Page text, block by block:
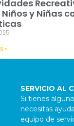
y Niñas
»
SERVICIO AL
Si tienes
necesitas
equipo de